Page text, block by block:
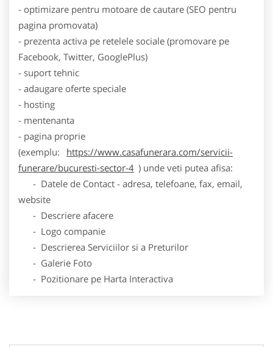
- optimizare pentru motoare de cautare (SEO pentru
pagina promovata)
- prezenta activa pe retelele sociale (promovare pe
Facebook, Twitter, GooglePlus)
- suport tehnic
- adaugare oferte speciale
- hosting
- mentenanta
- pagina proprie
(exemplu:
https://www.casafunerara.com/servicii-
funerare/bucuresti-sector-4 ) unde veti putea afisa:
- Datele de Contact - adresa, telefoane, fax, email,
website
- Descriere afacere
- Logo companie
- Descrierea Serviciilor si a Preturilor
- Galerie Foto
- Pozitionare pe Harta Interactiva